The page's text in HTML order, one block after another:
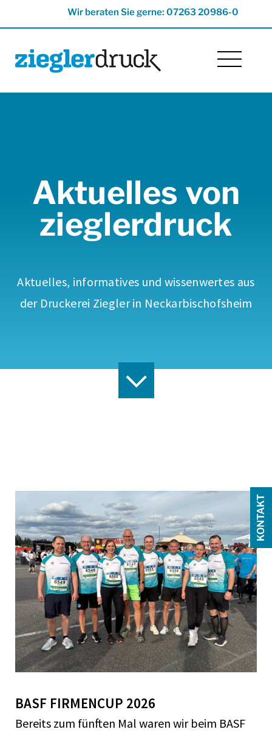
KONTAKT
Wir beraten Sie gerne: 07263 20986-0
Aktuelles von
zieglerdruck
Aktuelles, informatives und wissenwertes aus
der Druckerei Ziegler in Neckarbischofsheim
BASF FIRMENCUP 2026
Bereits zum fünften Mal waren wir beim BASF